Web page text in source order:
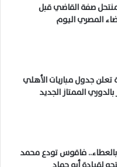
صفة القاضي قبل
المصري اليوم
تعلن جدول مباريات الأهلي
الممتاز الجديد
فاقوس تودع محمد